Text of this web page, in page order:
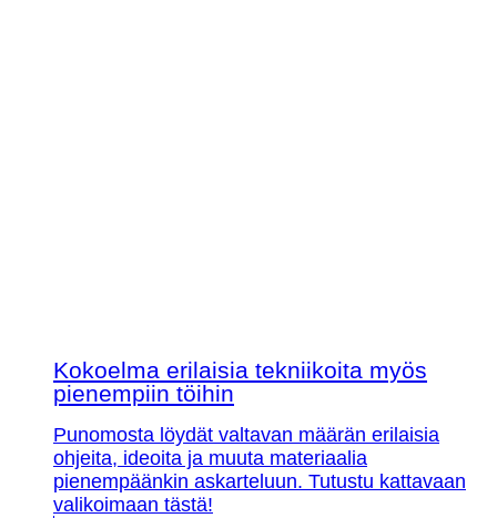
Kokoelma erilaisia tekniikoita myös
pienempiin töihin
Punomosta löydät valtavan määrän erilaisia
ohjeita, ideoita ja muuta materiaalia
pienempäänkin askarteluun. Tutustu kattavaan
valikoimaan tästä!